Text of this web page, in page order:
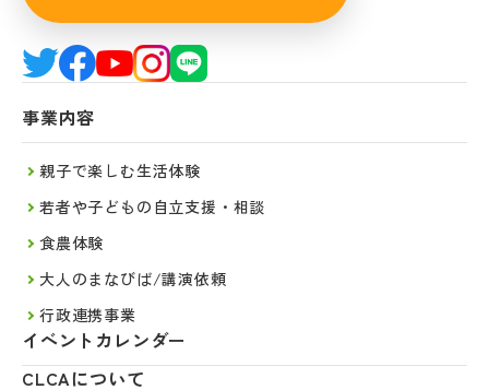
事業内容
親子で楽しむ生活体験
若者や子どもの自立支援・相談
食農体験
大人のまなびば/講演依頼
行政連携事業
イベントカレンダー
CLCAについて